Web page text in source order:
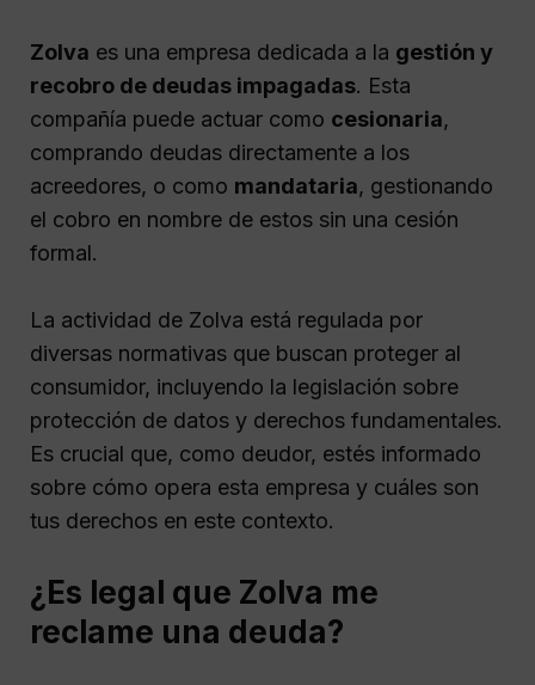
Zolva es una empresa dedicada a la gestión y
recobro de deudas impagadas. Esta
compañía puede actuar como cesionaria,
comprando deudas directamente a los
acreedores, o como mandataria, gestionando
el cobro en nombre de estos sin una cesión
formal.
La actividad de Zolva está regulada por
diversas normativas que buscan proteger al
consumidor, incluyendo la legislación sobre
protección de datos y derechos fundamentales.
Es crucial que, como deudor, estés informado
sobre cómo opera esta empresa y cuáles son
tus derechos en este contexto.
¿Es legal que Zolva me
reclame una deuda?